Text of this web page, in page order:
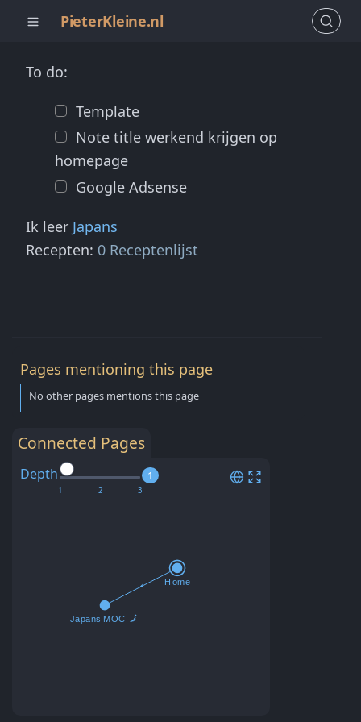
PieterKleine.nl
To do:
Template
Note title werkend krijgen op
homepage
Google Adsense
Ik leer Japans
Recepten: 0 Receptenlijst
Connected Pages
Depth 1
Pages mentioning this page
No other pages mentions this page